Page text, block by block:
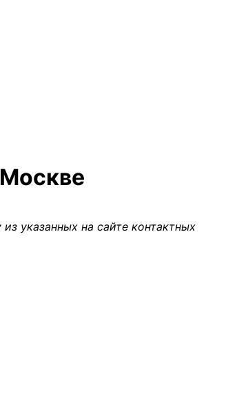
указанных на сайте контактных